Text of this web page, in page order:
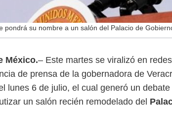
pondrá su nombre a un salón del Palacio de
México.– Este martes se viralizó en
de prensa de la gobernadora de
lunes 6 de julio, el cual generó un
un salón recién remodelado del